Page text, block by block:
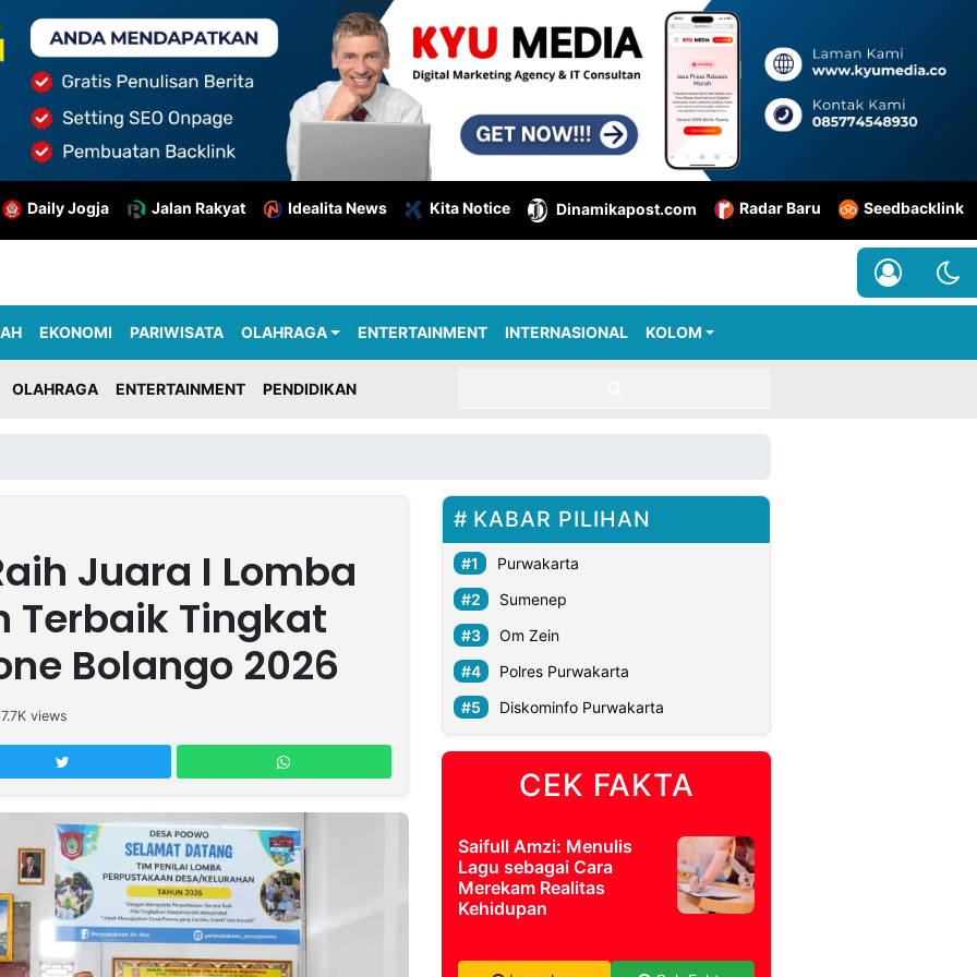
Daily Jogja Jalan Rakyat Idealita News Kita Notice Dinamikapost.com Radar Baru Seedbacklink
EKONOMI PARIWISATA OLAHRAGA ENTERTAINMENT INTERNASIONAL KOLOM
OLAHRAGA ENTERTAINMENT PENDIDIKAN
Juara I Lomba
Terbaik Tingkat
Bolango 2026
views
KABAR PILIHAN
Purwakarta
Sumenep
Om Zein
Polres Purwakarta
Diskominfo Purwakarta
CEK FAKTA
Saifull Amzi: Menulis
Lagu sebagai Cara
Merekam Realitas
Kehidupan